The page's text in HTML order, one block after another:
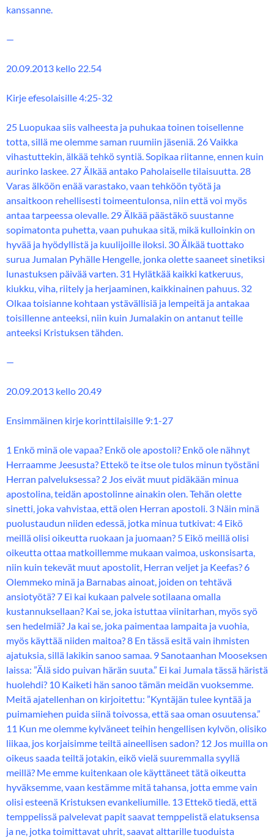
kanssanne.
—
20.09.2013 kello 22.54
Kirje efesolaisille 4:25-32
25 Luopukaa siis valheesta ja puhukaa toinen toisellenne
totta, sillä me olemme saman ruumiin jäseniä. 26 Vaikka
vihastuttekin, älkää tehkö syntiä. Sopikaa riitanne, ennen kuin
aurinko laskee. 27 Älkää antako Paholaiselle tilaisuutta. 28
Varas älköön enää varastako, vaan tehköön työtä ja
ansaitkoon rehellisesti toimeentulonsa, niin että voi myös
antaa tarpeessa olevalle. 29 Älkää päästäkö suustanne
sopimatonta puhetta, vaan puhukaa sitä, mikä kulloinkin on
hyvää ja hyödyllistä ja kuulijoille iloksi. 30 Älkää tuottako
surua Jumalan Pyhälle Hengelle, jonka olette saaneet sinetiksi
lunastuksen päivää varten. 31 Hylätkää kaikki katkeruus,
kiukku, viha, riitely ja herjaaminen, kaikkinainen pahuus. 32
Olkaa toisianne kohtaan ystävällisiä ja lempeitä ja antakaa
toisillenne anteeksi, niin kuin Jumalakin on antanut teille
anteeksi Kristuksen tähden.
—
20.09.2013 kello 20.49
Ensimmäinen kirje korinttilaisille 9:1-27
1 Enkö minä ole vapaa? Enkö ole apostoli? Enkö ole nähnyt
Herraamme Jeesusta? Ettekö te itse ole tulos minun työstäni
Herran palveluksessa? 2 Jos eivät muut pidäkään minua
apostolina, teidän apostolinne ainakin olen. Tehän olette
sinetti, joka vahvistaa, että olen Herran apostoli. 3 Näin minä
puolustaudun niiden edessä, jotka minua tutkivat: 4 Eikö
meillä olisi oikeutta ruokaan ja juomaan? 5 Eikö meillä olisi
oikeutta ottaa matkoillemme mukaan vaimoa, uskonsisarta,
niin kuin tekevät muut apostolit, Herran veljet ja Keefas? 6
Olemmeko minä ja Barnabas ainoat, joiden on tehtävä
ansiotyötä? 7 Ei kai kukaan palvele sotilaana omalla
kustannuksellaan? Kai se, joka istuttaa viinitarhan, myös syö
sen hedelmiä? Ja kai se, joka paimentaa lampaita ja vuohia,
myös käyttää niiden maitoa? 8 En tässä esitä vain ihmisten
ajatuksia, sillä lakikin sanoo samaa. 9 Sanotaanhan Mooseksen
laissa: ”Älä sido puivan härän suuta.” Ei kai Jumala tässä häristä
huolehdi? 10 Kaiketi hän sanoo tämän meidän vuoksemme.
Meitä ajatellenhan on kirjoitettu: ”Kyntäjän tulee kyntää ja
puimamiehen puida siinä toivossa, että saa oman osuutensa.”
11 Kun me olemme kylväneet teihin hengellisen kylvön, olisiko
liikaa, jos korjaisimme teiltä aineellisen sadon? 12 Jos muilla on
oikeus saada teiltä jotakin, eikö vielä suuremmalla syyllä
meillä? Me emme kuitenkaan ole käyttäneet tätä oikeutta
hyväksemme, vaan kestämme mitä tahansa, jotta emme vain
olisi esteenä Kristuksen evankeliumille. 13 Ettekö tiedä, että
temppelissä palvelevat papit saavat temppelistä elatuksensa
ja ne, jotka toimittavat uhrit, saavat alttarille tuoduista